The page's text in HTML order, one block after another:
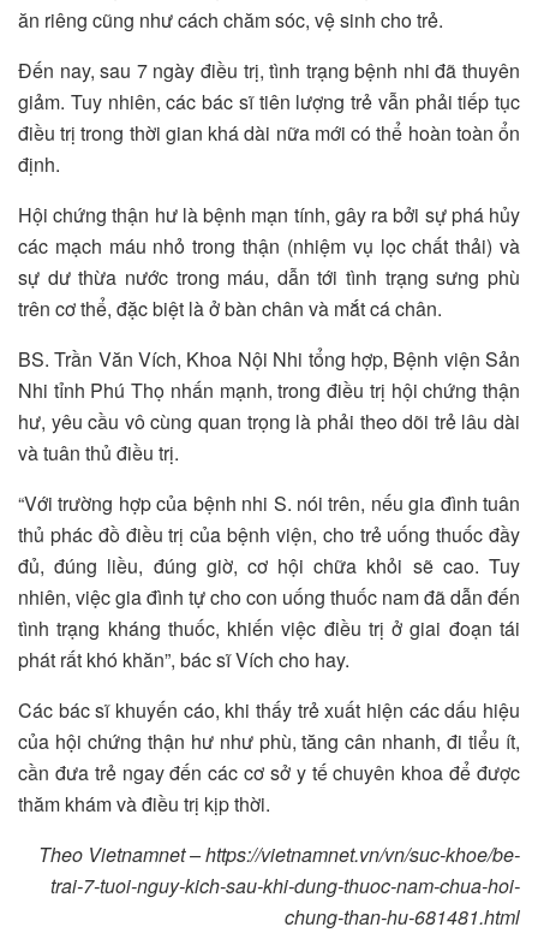
ăn riêng cũng như cách chăm sóc, vệ sinh cho trẻ.
Đến nay, sau 7 ngày điều trị, tình trạng bệnh nhi đã thuyên
giảm. Tuy nhiên, các bác sĩ tiên lượng trẻ vẫn phải tiếp tục
điều trị trong thời gian khá dài nữa mới có thể hoàn toàn ổn
định.
Hội chứng thận hư là bệnh mạn tính, gây ra bởi sự phá hủy
các mạch máu nhỏ trong thận (nhiệm vụ lọc chất thải) và
sự dư thừa nước trong máu, dẫn tới tình trạng sưng phù
trên cơ thể, đặc biệt là ở bàn chân và mắt cá chân.
BS. Trần Văn Vích, Khoa Nội Nhi tổng hợp, Bệnh viện Sản
Nhi tỉnh Phú Thọ nhấn mạnh, trong điều trị hội chứng thận
hư, yêu cầu vô cùng quan trọng là phải theo dõi trẻ lâu dài
và tuân thủ điều trị.
“Với trường hợp của bệnh nhi S. nói trên, nếu gia đình tuân
thủ phác đồ điều trị của bệnh viện, cho trẻ uống thuốc đầy
đủ, đúng liều, đúng giờ, cơ hội chữa khỏi sẽ cao. Tuy
nhiên, việc gia đình tự cho con uống thuốc nam đã dẫn đến
tình trạng kháng thuốc, khiến việc điều trị ở giai đoạn tái
phát rất khó khăn”, bác sĩ Vích cho hay.
Các bác sĩ khuyến cáo, khi thấy trẻ xuất hiện các dấu hiệu
của hội chứng thận hư như phù, tăng cân nhanh, đi tiểu ít,
cần đưa trẻ ngay đến các cơ sở y tế chuyên khoa để được
thăm khám và điều trị kịp thời.
Theo Vietnamnet – https://vietnamnet.vn/vn/suc-khoe/be-
trai-7-tuoi-nguy-kich-sau-khi-dung-thuoc-nam-chua-hoi-
chung-than-hu-681481.html